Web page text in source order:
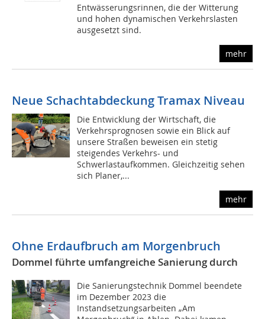
Entwässerungsrinnen, die der Witterung
und hohen dynamischen Verkehrslasten
ausgesetzt sind.
mehr
Neue Schachtabdeckung Tramax Niveau
Die Entwicklung der Wirtschaft, die
Verkehrsprognosen sowie ein Blick auf
unsere Straßen beweisen ein stetig
steigendes Verkehrs- und
Schwerlastaufkommen. Gleichzeitig sehen
sich Planer,...
mehr
Ohne Erdaufbruch am Morgenbruch
Dommel führte umfangreiche Sanierung durch
Die Sanierungstechnik Dommel beendete
im Dezember 2023 die
Instandsetzungsarbeiten „Am